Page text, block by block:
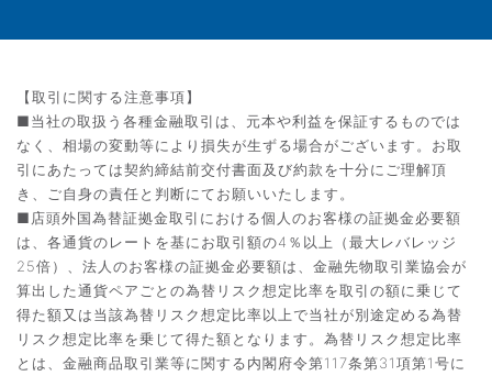
【取引に関する注意事項】
■当社の取扱う各種金融取引は、元本や利益を保証するものでは
なく、相場の変動等により損失が生ずる場合がございます。お取
引にあたっては契約締結前交付書面及び約款を十分にご理解頂
き、ご自身の責任と判断にてお願いいたします。
■店頭外国為替証拠金取引における個人のお客様の証拠金必要額
は、各通貨のレートを基にお取引額の4％以上（最大レバレッジ
25倍）、法人のお客様の証拠金必要額は、金融先物取引業協会が
算出した通貨ペアごとの為替リスク想定比率を取引の額に乗じて
得た額又は当該為替リスク想定比率以上で当社が別途定める為替
リスク想定比率を乗じて得た額となります。為替リスク想定比率
とは、金融商品取引業等に関する内閣府令第117条第31項第1号に